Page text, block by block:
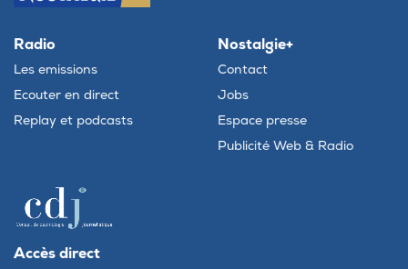
Radio
Les emissions
Ecouter en direct
Replay et podcasts
Nostalgie+
Contact
Jobs
Espace presse
Publicité Web & Radio
Accès direct